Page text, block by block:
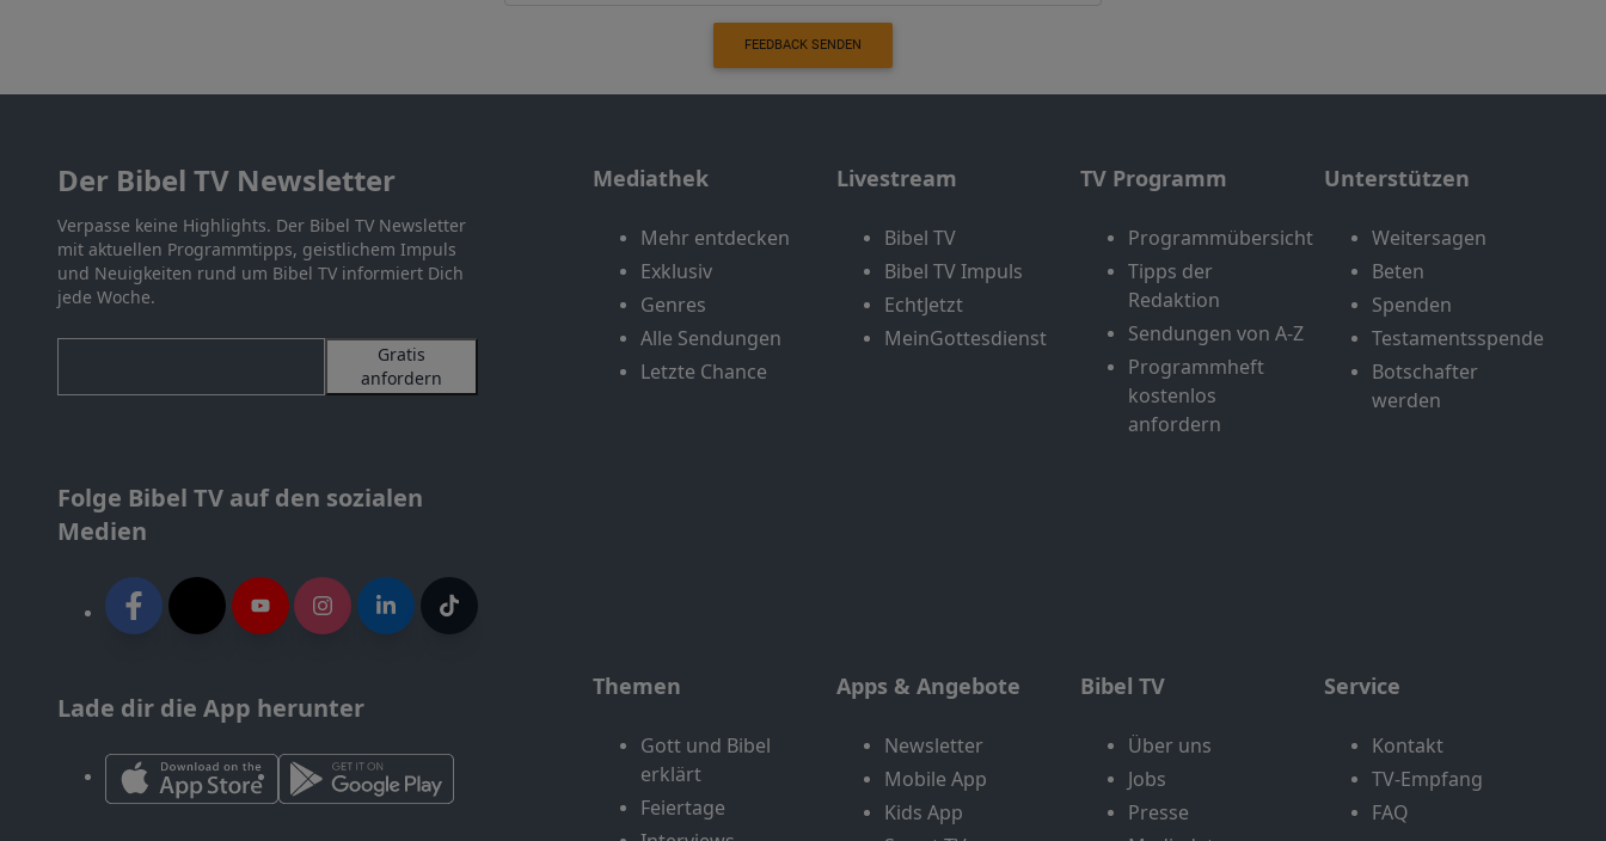
FEEDBACK SENDEN
Der Bibel TV Newsletter
Verpasse keine Highlights. Der Bibel TV Newsletter
mit aktuellen Programmtipps, geistlichem Impuls
und Neuigkeiten rund um Bibel TV informiert Dich
jede Woche.
Gratis
anfordern
Folge Bibel TV auf den sozialen
Medien
Lade dir die App herunter
Mediathek
Mehr entdecken
Exklusiv
Genres
Alle Sendungen
Letzte Chance
Livestream
Bibel TV
Bibel TV Impuls
EchtJetzt
MeinGottesdienst
TV Programm
Programmübersicht
Tipps der
Redaktion
Sendungen von A-Z
Programmheft
kostenlos
anfordern
Unterstützen
Weitersagen
Beten
Spenden
Testamentsspende
Botschafter
werden
Themen
Gott und Bibel
erklärt
Feiertage
Apps & Angebote
Newsletter
Mobile App
Kids App
Bibel TV
Über uns
Jobs
Presse
Service
Kontakt
TV-Empfang
FAQ